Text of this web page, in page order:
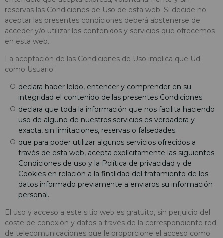
reservas las Condiciones de Uso de esta web. Si decide no
aceptar las presentes condiciones deberá abstenerse de
acceder y/o utilizar los contenidos y servicios que ofrecemos
en esta web.
La aceptación de las Condiciones de Uso implica que Ud.
como Usuario:
declara haber leído, entender y comprender en su
integridad el contenido de las presentes Condiciones.
declara que toda la información que nos facilita haciendo
uso de alguno de nuestros servicios es verdadera y
exacta, sin limitaciones, reservas o falsedades.
que para poder utilizar algunos servicios ofrecidos a
través de esta web, acepta explícitamente las siguientes
Condiciones de uso y la Política de privacidad y de
Cookies en relación a la finalidad del tratamiento de los
datos informado previamente a enviaros su información
personal.
El uso y acceso a este sitio web es gratuito, sin perjuicio del
coste de conexión y datos a través de la correspondiente red
de telecomunicaciones que le proporcione el acceso como